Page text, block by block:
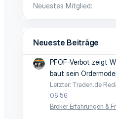
Neuestes Mitglied
Neueste Beiträge
PFOF-Verbot zeigt
baut sein
Letzter: Traden.de
06:56
Broker Erfahrungen &